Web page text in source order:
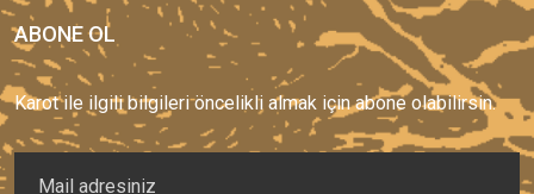
ABONE OL
Karot ile ilgili bilgileri öncelikli almak için abone olabilirsin.